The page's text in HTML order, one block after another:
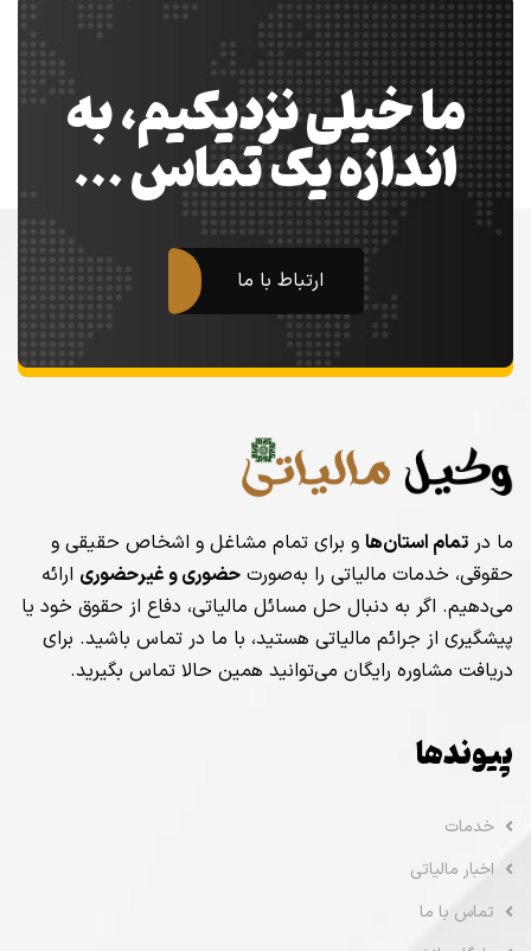
ما خیلی نزدیکیم، به
اندازه یک تماس …
ارتباط با ما
ما در تمام استان‌ها و برای تمام مشاغل و اشخاص حقیقی و
حقوقی، خدمات مالیاتی را به‌صورت حضوری و غیرحضوری ارائه
می‌دهیم. اگر به دنبال حل مسائل مالیاتی، دفاع از حقوق خود یا
پیشگیری از جرائم مالیاتی هستید، با ما در تماس باشید. برای
دریافت مشاوره رایگان می‌توانید همین حالا تماس بگیرید.
پیوندها
خدمات
اخبار مالیاتی
تماس با ما